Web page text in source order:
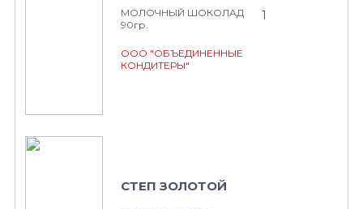
МОЛОЧНЫЙ ШОКОЛАД
90гр.
ООО "ОБЪЕДИНЕННЫЕ
КОНДИТЕРЫ"
1
СТЕП ЗОЛОТОЙ